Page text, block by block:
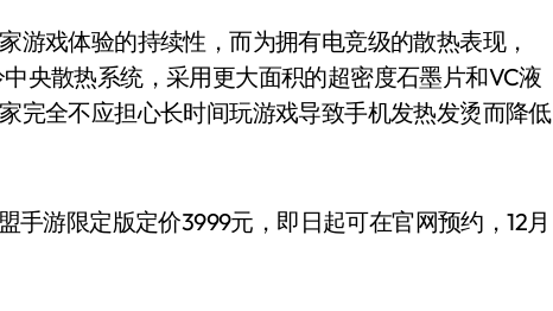
戏体验的持续性，而为拥有电竞级的散热表现，
央散热系统，采用更大面积的超密度石墨片和VC液
完全不应担心长时间玩游戏导致手机发热发烫而降低
游限定版定价3999元，即日起可在官网预约，12月